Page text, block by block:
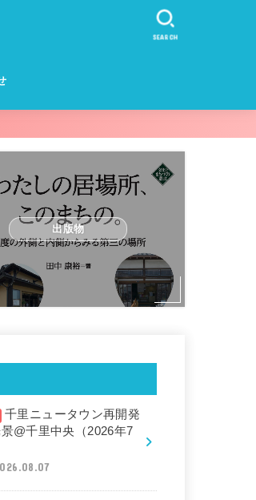
SEARCH
出版物
千里ニュータウン再開発
@千里中央（2026年7